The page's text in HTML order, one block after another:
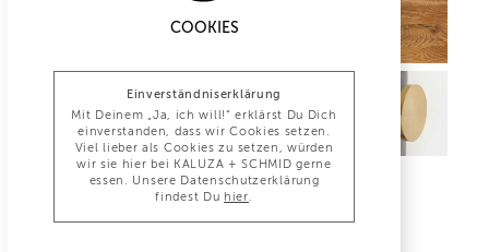
COOKIES
Einverständniserklärung
Mit Deinem „Ja, ich will!“ erklärst Du Dich
einverstanden, dass wir Cookies setzen.
Viel lieber als Cookies zu setzen, würden
wir sie hier bei KALUZA + SCHMID gerne
essen. Unsere Datenschutzerklärung
findest Du hier